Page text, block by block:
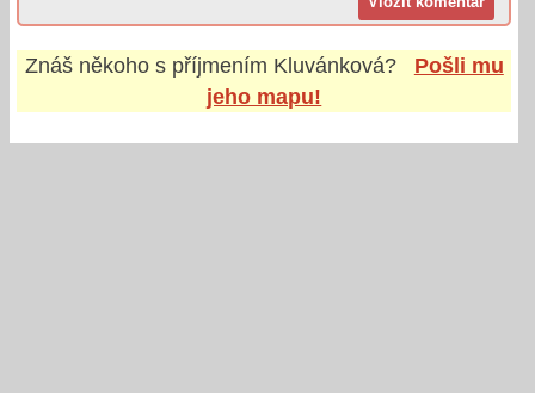
Znáš někoho s příjmením Kluvánková?
Pošli mu
jeho mapu!